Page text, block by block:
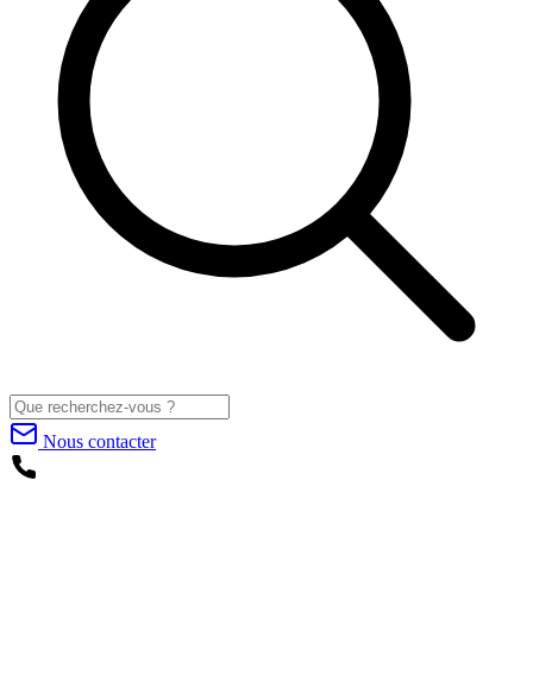
Nous contacter